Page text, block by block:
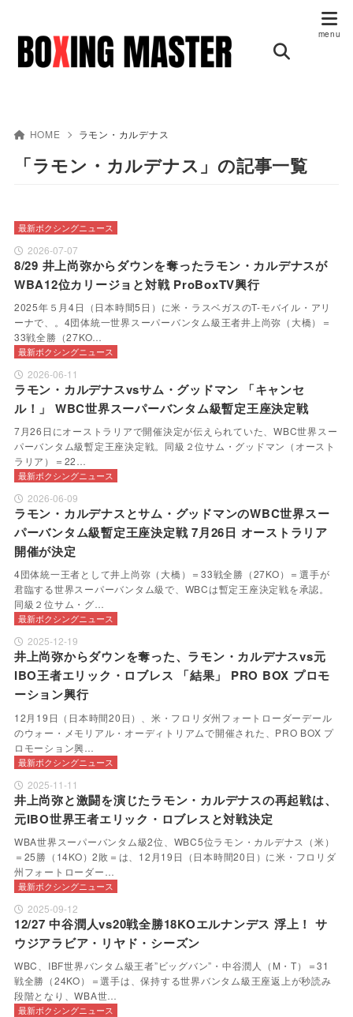
HOME ラモン・カルデナス
「ラモン・カルデナス」の記事一覧
最新ボクシングニュース
2026-07-07
8/29 井上尚弥からダウンを奪ったラモン・カルデナスが
WBA12位カリージョと対戦 ProBoxTV興行
2025年５月4日（日本時間5日）に米・ラスベガスのT-モバイル・アリ
ーナで、。4団体統一世界スーパーバンタム級王者井上尚弥（大橋）＝
33戦全勝（27KO…
最新ボクシングニュース
2026-06-11
ラモン・カルデナスvsサム・グッドマン 「キャンセ
ル！」 WBC世界スーパーバンタム級暫定王座決定戦
7月26日にオーストラリアで開催決定が伝えられていた、WBC世界スー
パーバンタム級暫定王座決定戦。同級２位サム・グッドマン（オースト
ラリア）＝22…
最新ボクシングニュース
2026-06-09
ラモン・カルデナスとサム・グッドマンのWBC世界スー
パーバンタム級暫定王座決定戦 7月26日 オーストラリア
開催が決定
4団体統一王者として井上尚弥（大橋）＝33戦全勝（27KO）＝選手が
君臨する世界スーパーバンタム級で、WBCは暫定王座決定戦を承認。
同級２位サム・グ…
最新ボクシングニュース
2025-12-19
井上尚弥からダウンを奪った、ラモン・カルデナスvs元
IBO王者エリック・ロブレス 「結果」 PRO BOX プロモ
ーション興行
12月19日（日本時間20日）、米・フロリダ州フォートローダーデール
のウォー・メモリアル・オーディトリアムで開催された、PRO BOX プ
ロモーション興…
最新ボクシングニュース
2025-11-11
井上尚弥と激闘を演じたラモン・カルデナスの再起戦は、
元IBO世界王者エリック・ロブレスと対戦決定
WBA世界スーパーバンタム級2位、WBC5位ラモン・カルデナス（米）
＝25勝（14KO）2敗＝は、12月19日（日本時間20日）に米・フロリダ
州フォートローダー…
最新ボクシングニュース
2025-09-12
12/27 中谷潤人vs20戦全勝18KOエルナンデス 浮上！ サ
ウジアラビア・リヤド・シーズン
WBC、IBF世界バンタム級王者”ビッグバン”・中谷潤人（M・T）＝31
戦全勝（24KO）＝選手は、保持する世界バンタム級王座返上が秒読み
段階となり、WBA世…
最新ボクシングニュース